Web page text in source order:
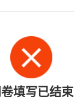
填写已结束